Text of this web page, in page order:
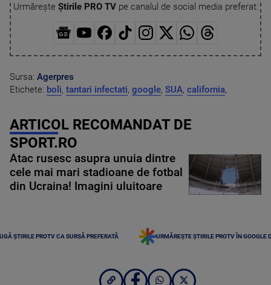
Urmărește Știrile PRO TVpe canalul de social media preferat:
Sursa: Agerpres
Etichete: boli, tantari infectati, google, SUA, california,
ARTICOL RECOMANDAT DE
SPORT.RO
Atac rusesc asupra unuia dintre
cele mai mari stadioane de fotbal
din Ucraina! Imagini uluitoare
ȘTIRILE PROTV CA SURSĂ PREFERATĂ URMĂREȘTE ȘTIRILE PROTV ÎN GOOGLE